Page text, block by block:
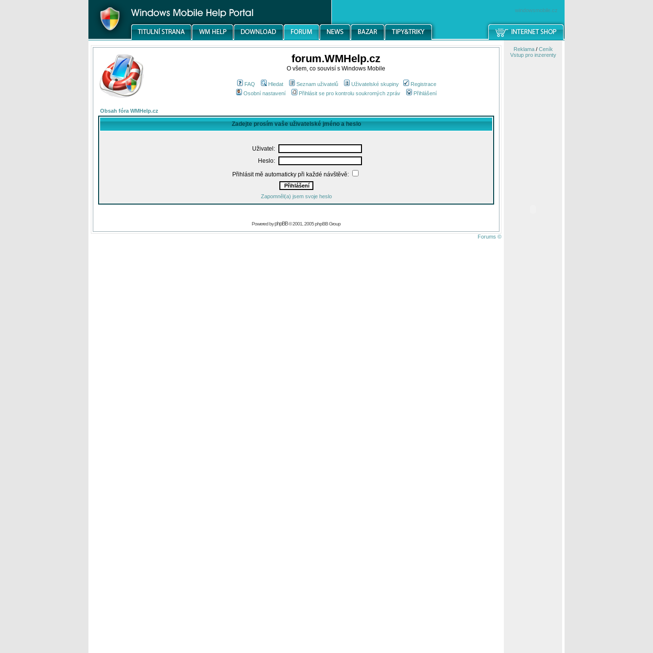
windowsmobile.cz
forum.WMHelp.cz
O všem, co souvisí s Windows Mobile
FAQ Hledat Seznam uživatelů Uživatelské skupiny
Registrace
Osobní nastavení
Přihlásit se pro kontrolu soukromých zpráv Přihlášení
Obsah fóra WMHelp.cz
Zadejte prosím vaše uživatelské jméno a heslo
Uživatel:
Heslo:
Přihlásit mě automaticky při každé návštěvě:
Zapomněl(a) jsem svoje heslo
Powered byphpBB© 2001, 2005 phpBB Group
Forums ©
Reklama/ Ceník
Vstup pro inzerenty